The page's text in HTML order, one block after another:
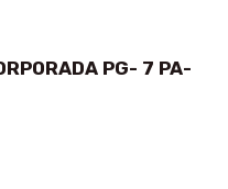
PG- 7 PA-